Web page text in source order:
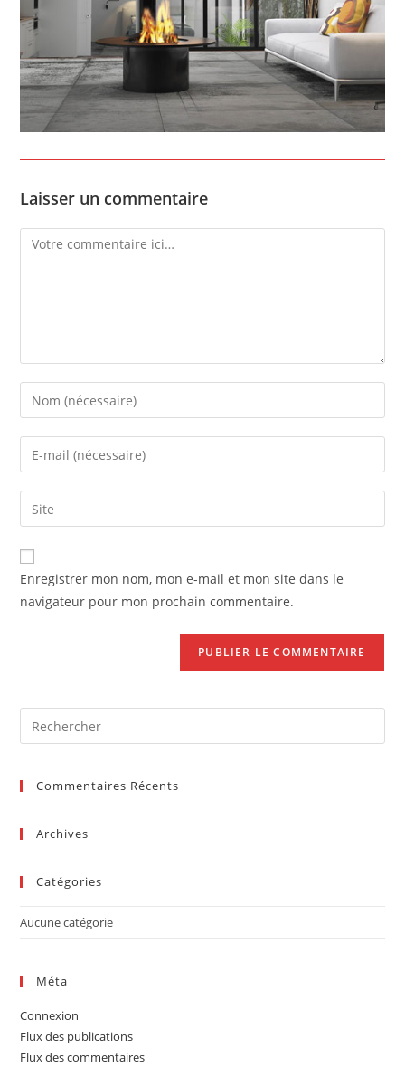
Laisser un commentaire
Comment
Enter
your
name
comment
Enter
your
email
address
comment
Saisir
l’URL
de
votre
(facultatif)
Enregistrer mon nom, mon e-mail et mon site dans le
navigateur pour mon prochain commentaire.
Commentaires Récents
Archives
Catégories
Aucune catégorie
Méta
Connexion
Flux des publications
Flux des commentaires